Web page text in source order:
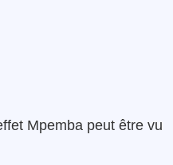
Mpemba peut être vu